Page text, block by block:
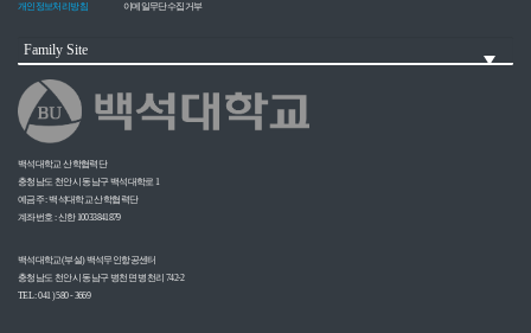
개인정보처리방침 이메일무단수집거부
백석대학교 산학협력단
충청남도 천안시 동남구 백석대학로 1
예금주 : 백석대학교 산학협력단
계좌번호 : 신한 10033841879
백석대학교(부설) 백석무인항공센터
충청남도 천안시 동남구 병천면 병천리 742-2
TEL : 041 ) 580 - 3669